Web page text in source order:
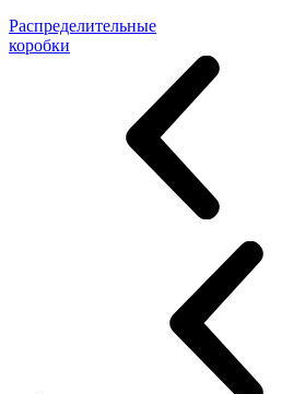
Распределительные
коробки